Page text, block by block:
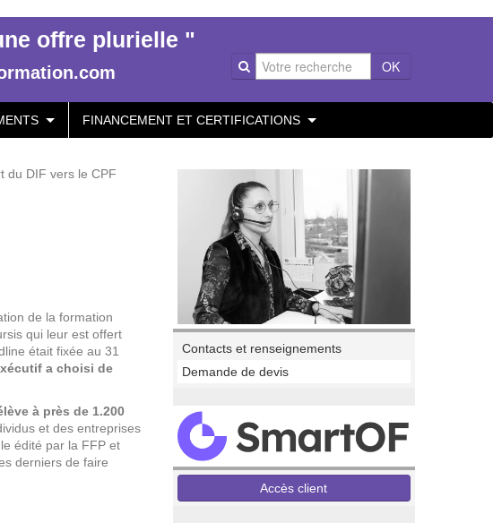
OK
offre plurielle "
FINANCEMENT ET CERTIFICATIONS
du DIF vers le CPF
de la formation
qui leur est offert
était fixée au 31
a choisi de
à près de 1.200
et des entreprises
édité par la FFP et
derniers de faire
Contacts et renseignements
Demande de devis
Accès client